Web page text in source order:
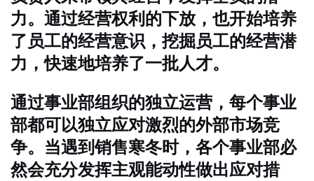
力。通过经营权利的下放，也开始培养
了员工的经营意识，挖掘员工的经营潜
力，快速地培养了一批人才。
通过事业部组织的独立运营，每个事业
部都可以独立应对激烈的外部市场竞
争。当遇到销售寒冬时，各个事业部必
然会充分发挥主观能动性做出应对措